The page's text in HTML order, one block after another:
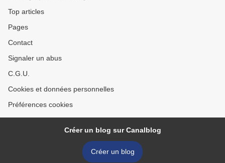
Top articles
Pages
Contact
Signaler un abus
C.G.U.
Cookies et données personnelles
Préférences cookies
Créer un blog sur Canalblog
Créer un blog